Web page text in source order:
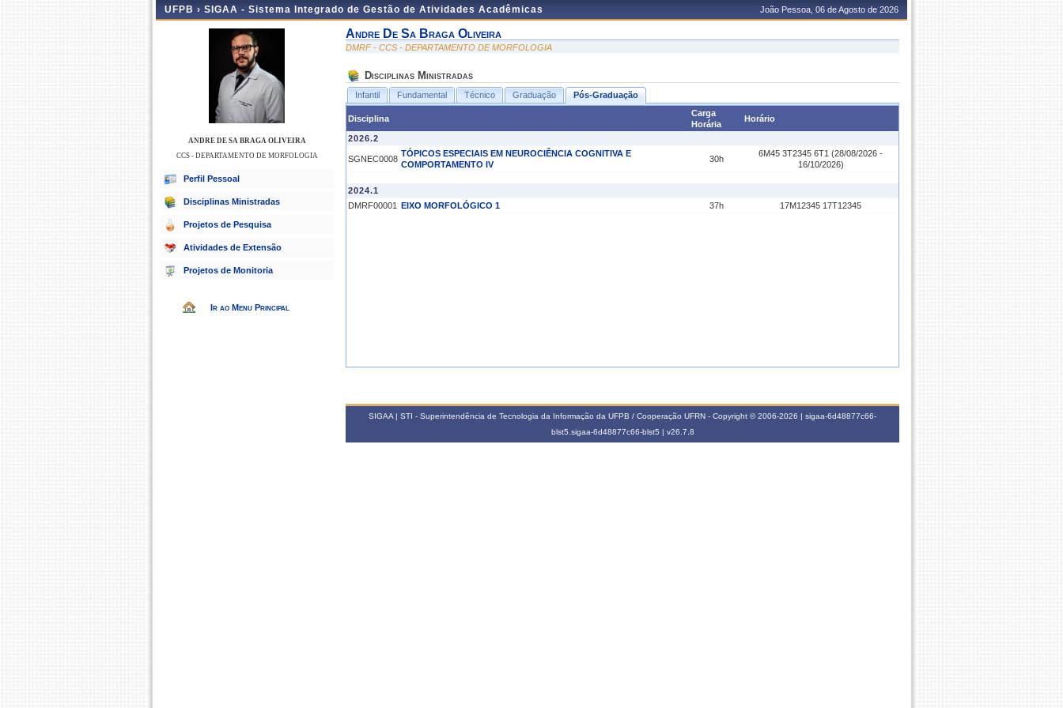
UFPB › SIGAA - Sistema Integrado de Gestão de Atividades Acadêmicas João Pessoa, 06 de Agosto de 2026
ANDRE DE SA BRAGA OLIVEIRA
CCS - DEPARTAMENTO DE MORFOLOGIA
Perfil Pessoal
Disciplinas Ministradas
Projetos de Pesquisa
Atividades de Extensão
Projetos de Monitoria
Ir ao Menu Principal
Andre De Sa Braga Oliveira
DMRF - CCS - DEPARTAMENTO DE MORFOLOGIA
Disciplinas Ministradas
Infantil Fundamental Técnico Graduação Pós-Graduação
Disciplina
Carga
Horária
Horário
2026.2
SGNEC0008
TÓPICOS ESPECIAIS EM NEUROCIÊNCIA COGNITIVA E
COMPORTAMENTO IV
30h
6M45 3T2345 6T1 (28/08/2026 -
16/10/2026)
2024.1
DMRF00001 EIXO MORFOLÓGICO 1 37h 17M12345 17T12345
SIGAA | STI - Superintendência de Tecnologia da Informação da UFPB / Cooperação UFRN - Copyright © 2006-2026 | sigaa-6d48877c66-
blst5.sigaa-6d48877c66-blst5 | v26.7.8